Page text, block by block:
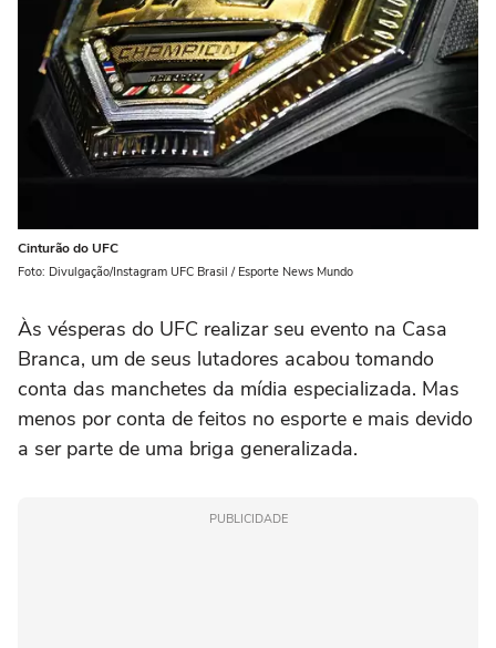
Cinturão do UFC
Foto: Divulgação/Instagram UFC Brasil / Esporte News Mundo
Às vésperas do UFC realizar seu evento na Casa
Branca, um de seus lutadores acabou tomando
conta das manchetes da mídia especializada. Mas
menos por conta de feitos no esporte e mais devido
a ser parte de uma briga generalizada.
PUBLICIDADE